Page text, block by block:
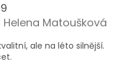
5 z 5 hvězdiček.
Helena Matoušková
ale na léto silnější.